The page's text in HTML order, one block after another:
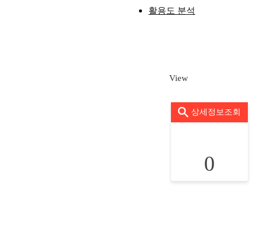
활용도 분석
View
상세정보조회
0